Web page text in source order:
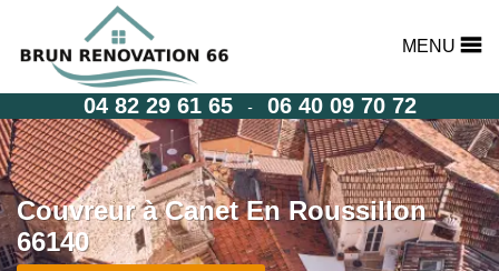
MENU
04 82 29 61 65 - 06 40 09 70 72
Couvreur à Canet En Roussillon
66140